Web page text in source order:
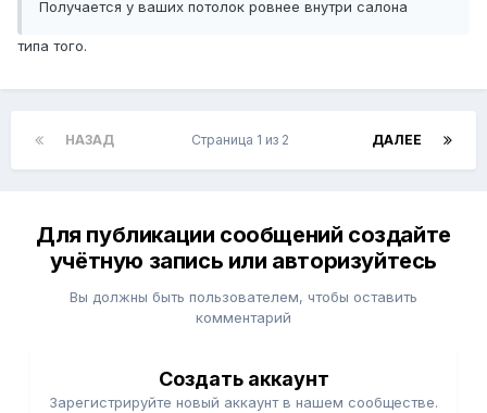
Получается у ваших потолок ровнее внутри салона
типа того.
НАЗАД ДАЛЕЕ
Страница 1 из 2
Для публикации сообщений создайте
учётную запись или авторизуйтесь
Вы должны быть пользователем, чтобы оставить
комментарий
Создать аккаунт
Зарегистрируйте новый аккаунт в нашем сообществе.